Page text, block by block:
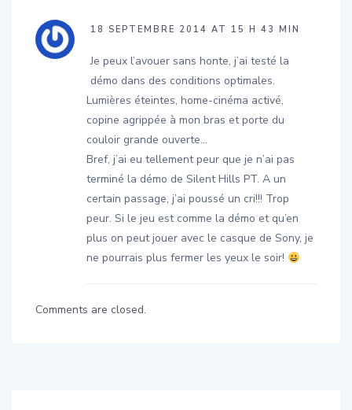
18 SEPTEMBRE 2014 AT 15 H 43 MIN
Je peux l’avouer sans honte, j’ai testé la
démo dans des conditions optimales.
Lumières éteintes, home-cinéma activé,
copine agrippée à mon bras et porte du
couloir grande ouverte…
Bref, j’ai eu tellement peur que je n’ai pas
terminé la démo de Silent Hills PT. A un
certain passage, j’ai poussé un cri!!! Trop
peur. Si le jeu est comme la démo et qu’en
plus on peut jouer avec le casque de Sony, je
ne pourrais plus fermer les yeux le soir!
Comments are closed.